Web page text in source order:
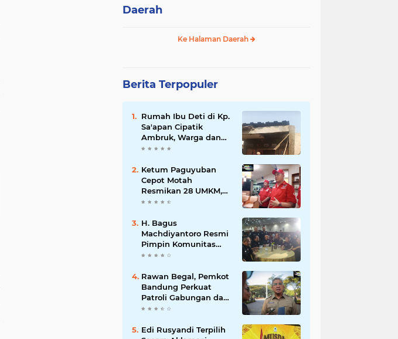
Daerah
Ke Halaman Daerah
Berita Terpopuler
Rumah Ibu Deti di Kp.
Sa'apan Cipatik
Ambruk, Warga dan
Pemdes Sigap Bantu
Ketum Paguyuban
Cepot Motah
Resmikan 28 UMKM,
Siap Gelar Festival
Jalan Braga
H. Bagus
Machdiyantoro Resmi
Pimpin Komunitas
BBC Periode 2026–
Solidaritas dan
Hadirkan Program
Nyata untuk
Masyarakat
Rawan Begal, Pemkot
Bandung Perkuat
Patroli Gabungan dan
Pengawasan Digital
Edi Rusyandi Terpilih